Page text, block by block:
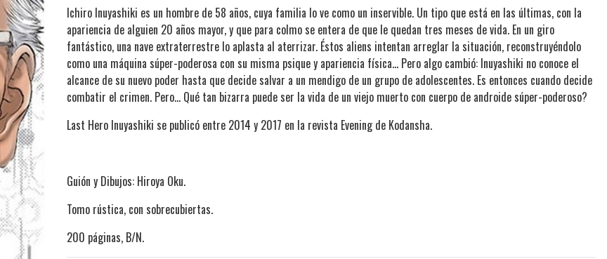
Ichiro Inuyashiki es un hombre de 58 años, cuya familia lo ve como un inservible. Un tipo que está en las últimas, con la
apariencia de alguien 20 años mayor, y que para colmo se entera de que le quedan tres meses de vida. En un giro
fantástico, una nave extraterrestre lo aplasta al aterrizar. Éstos aliens intentan arreglar la situación, reconstruyéndolo
como una máquina súper-poderosa con su misma psique y apariencia física... Pero algo cambió: Inuyashiki no conoce el
alcance de su nuevo poder hasta que decide salvar a un mendigo de un grupo de adolescentes. Es entonces cuando decide
combatir el crimen. Pero... Qué tan bizarra puede ser la vida de un viejo muerto con cuerpo de androide súper-poderoso?
Last Hero Inuyashiki se publicó entre 2014 y 2017 en la revista Evening de Kodansha.
Guión y Dibujos: Hiroya Oku.
Tomo rústica, con sobrecubiertas.
200 páginas, B/N.